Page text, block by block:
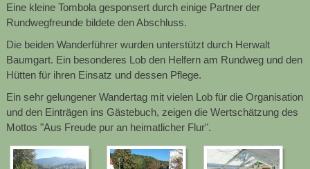
Eine kleine Tombola gesponsert durch einige Partner der
Rundwegfreunde bildete den Abschluss.
Die beiden Wanderführer wurden unterstützt durch Herwalt
Baumgart. Ein besonderes Lob den Helfern am Rundweg und den
Hütten für ihren Einsatz und dessen Pflege.
Ein sehr gelungener Wandertag mit vielen Lob für die Organisation
und den Einträgen ins Gästebuch, zeigen die Wertschätzung des
Mottos "Aus Freude pur an heimatlicher Flur".